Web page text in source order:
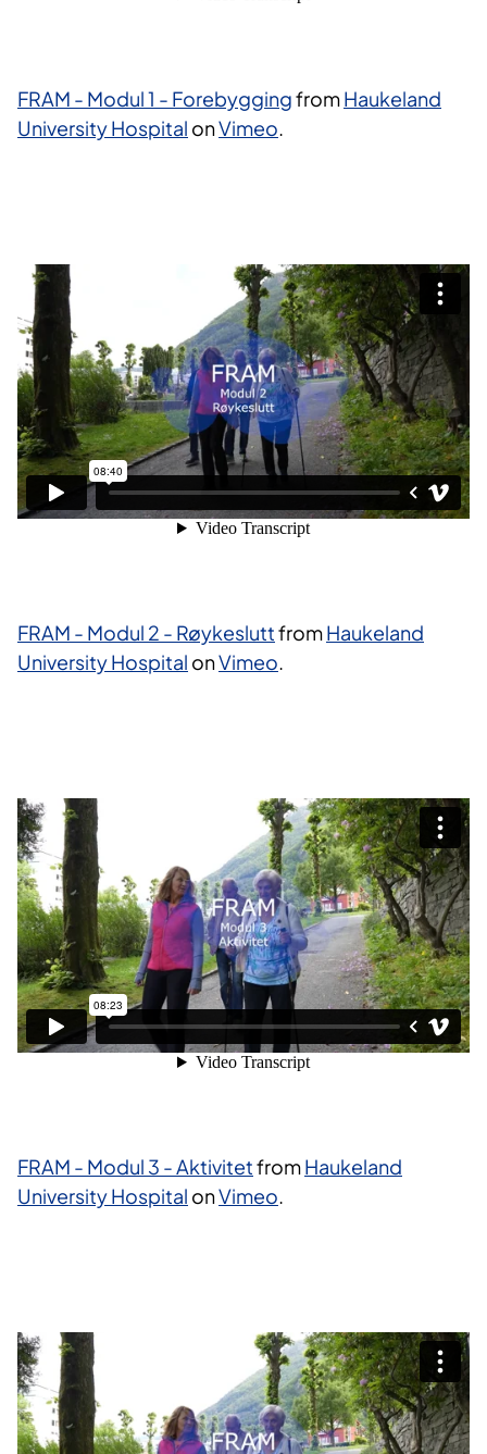
FRAM - Modul 1 - ForebyggingfromHaukeland
University Hospital onVimeo.
FRAM - Modul 2 - RøykesluttfromHaukeland
University Hospital onVimeo.
FRAM - Modul 3 - AktivitetfromHaukeland
University Hospital onVimeo.